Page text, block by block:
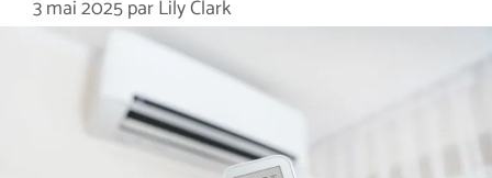
3 mai 2025parLily Clark